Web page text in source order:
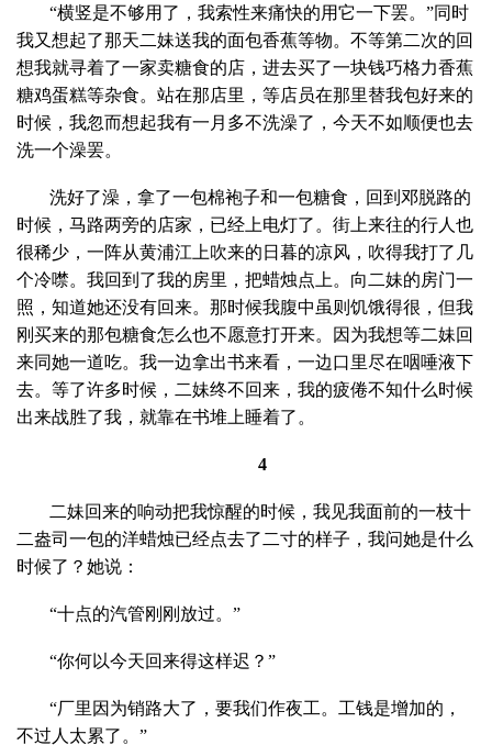
“横竖是不够用了，我索性来痛快的用它一下罢。”同时
我又想起了那天二妹送我的面包香蕉等物。不等第二次的回
想我就寻着了一家卖糖食的店，进去买了一块钱巧格力香蕉
糖鸡蛋糕等杂食。站在那店里，等店员在那里替我包好来的
时候，我忽而想起我有一月多不洗澡了，今天不如顺便也去
洗一个澡罢。
洗好了澡，拿了一包棉袍子和一包糖食，回到邓脱路的
时候，马路两旁的店家，已经上电灯了。街上来往的行人也
很稀少，一阵从黄浦江上吹来的日暮的凉风，吹得我打了几
个冷噤。我回到了我的房里，把蜡烛点上。向二妹的房门一
照，知道她还没有回来。那时候我腹中虽则饥饿得很，但我
刚买来的那包糖食怎么也不愿意打开来。因为我想等二妹回
来同她一道吃。我一边拿出书来看，一边口里尽在咽唾液下
去。等了许多时候，二妹终不回来，我的疲倦不知什么时候
出来战胜了我，就靠在书堆上睡着了。
4
二妹回来的响动把我惊醒的时候，我见我面前的一枝十
二盎司一包的洋蜡烛已经点去了二寸的样子，我问她是什么
时候了？她说：
“十点的汽管刚刚放过。”
“你何以今天回来得这样迟？”
“厂里因为销路大了，要我们作夜工。工钱是增加的，
不过人太累了。”